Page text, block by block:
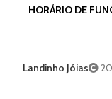
HORÁRIO DE
Landinho Jóias